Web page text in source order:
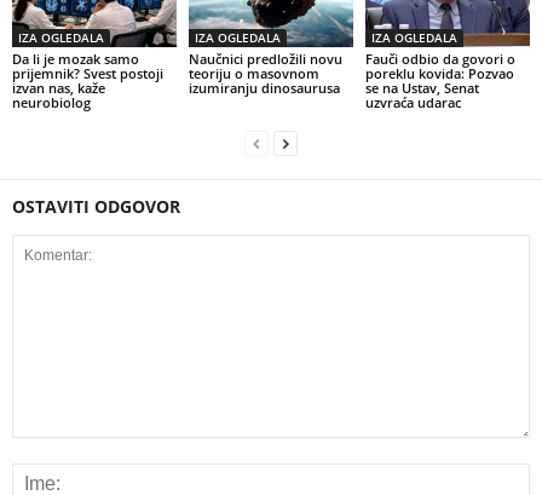
IZA OGLEDALA
Da li je mozak samo
prijemnik? Svest postoji
izvan nas, kaže
neurobiolog
IZA OGLEDALA
Naučnici predložili novu
teoriju o masovnom
izumiranju dinosaurusa
IZA OGLEDALA
Fauči odbio da govori o
poreklu kovida: Pozvao
se na Ustav, Senat
uzvraća udarac
OSTAVITI ODGOVOR